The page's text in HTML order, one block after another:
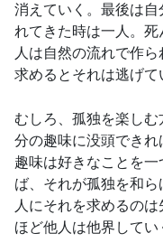
消えていく。最後は自
れてきた時は一人。
人は自然の流れで作
求めるとそれは逃げて
むしろ、孤独を楽し
分の趣味に没頭できれ
趣味は好きなことを
ば、それが孤独を和
人にそれを求めるの
ほど他人は他界してい